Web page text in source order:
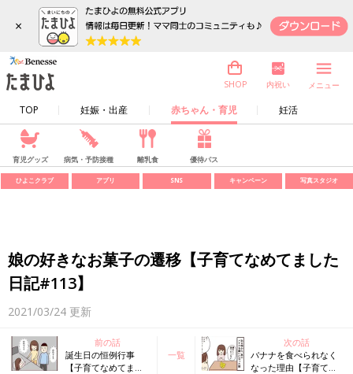
×
TOP 妊娠・出産 赤ちゃん・育児 妊活
SHOP 内祝い メニュー
育児グッズ 病気・予防接種 離乳食 優待パス
ひよこクラブ アプリ SNS キャンペーン 写真スタジオ
娘の好きなお菓子の遷移【子育てなめてました
日記#113】
2021/03/24 更新
前の話
誕生日の恒例行事
【子育てなめてまし
一覧
次の話
バナナを食べられなく
なった理由【子育てな